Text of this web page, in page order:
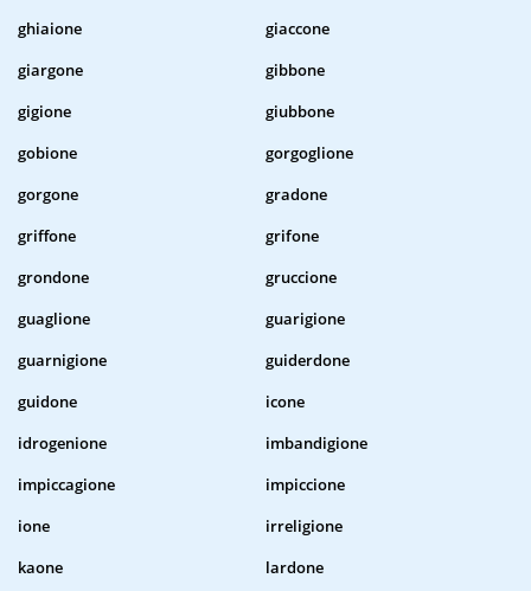
ghiaione
giaccone
giargone
gibbone
gigione
giubbone
gobione
gorgoglione
gorgone
gradone
griffone
grifone
grondone
gruccione
guaglione
guarigione
guarnigione
guiderdone
guidone
icone
idrogenione
imbandigione
impiccagione
impiccione
ione
irreligione
kaone
lardone